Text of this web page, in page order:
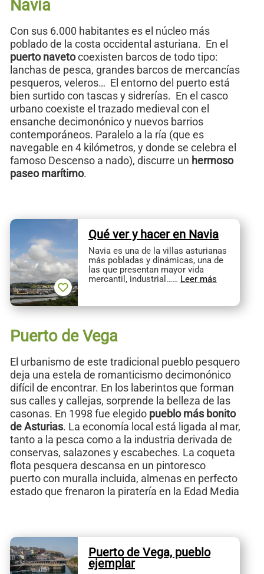
Navia
Con sus 6.000 habitantes es el núcleo más
poblado de la costa occidental asturiana. En el
puerto navetocoexisten barcos de todo tipo:
lanchas de pesca, grandes barcos de mercancías
pesqueros, veleros… El entorno del puerto está
bien surtido con tascas y sidrerías. En el casco
urbano coexiste el trazado medieval con el
ensanche decimonónico y nuevos barrios
contemporáneos. Paralelo a la ría (que es
navegable en 4 kilómetros, y donde se celebra el
famoso Descenso a nado), discurre un hermoso
paseo marítimo.
Qué ver y hacer en Navia
Navia es una de la villas asturianas
más pobladas y dinámicas, una de
las que presentan mayor vida
mercantil, industrial…… Leer más
Puerto de Vega
El urbanismo de este tradicional pueblo pesquero
deja una estela de romanticismo decimonónico
difícil de encontrar. En los laberintos que forman
sus calles y callejas, sorprende la belleza de las
casonas. En 1998 fue elegido pueblo más bonito
de Asturias. La economía local está ligada al mar,
tanto a la pesca como a la industria derivada de
conservas, salazones y escabeches. La coqueta
flota pesquera descansa en un pintoresco
puerto con muralla incluida, almenas en perfecto
estado que frenaron la piratería en la Edad Media
Puerto de Vega, pueblo
ejemplar